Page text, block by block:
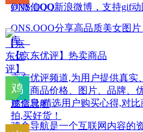
到微信QQ新浪微博，支持gif
ONS.OOO
ONS.OOO分享高品质美女图
库。
【京东优评】热卖商品
京东优评频道,为用户提供真实
包含商品价格、图片、品牌、
度信息,精选用户购买心得,对
拍,买好货！
鸡盒导航
鸡盒导航是一个互联网内容的